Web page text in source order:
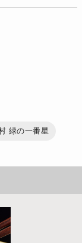
緑の一番星